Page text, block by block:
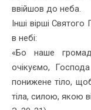
ввійшов до неба.
Інші вірші
в небі:
«Бо наше
очікуємо,
понижене тіло,
тіла, силою, якою